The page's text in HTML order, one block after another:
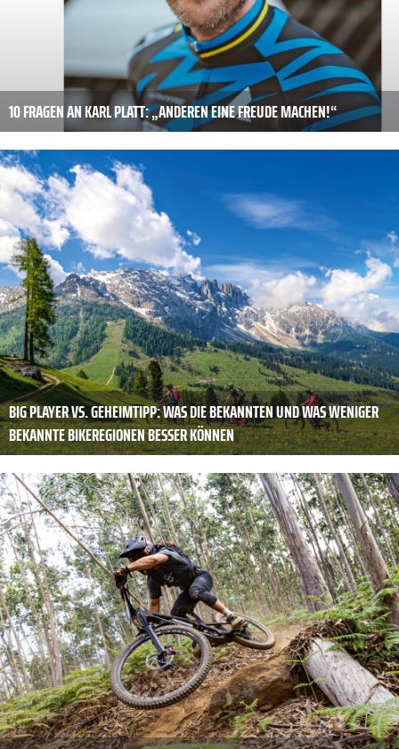
10 FRAGEN AN KARL PLATT: „ANDEREN EINE FREUDE MACHEN!“
BIG PLAYER VS. ­GEHEIMTIPP: WAS DIE BEKANNTEN UND WAS WENIGER
BEKANNTE BIKEREGIONEN BESSER KÖNNEN